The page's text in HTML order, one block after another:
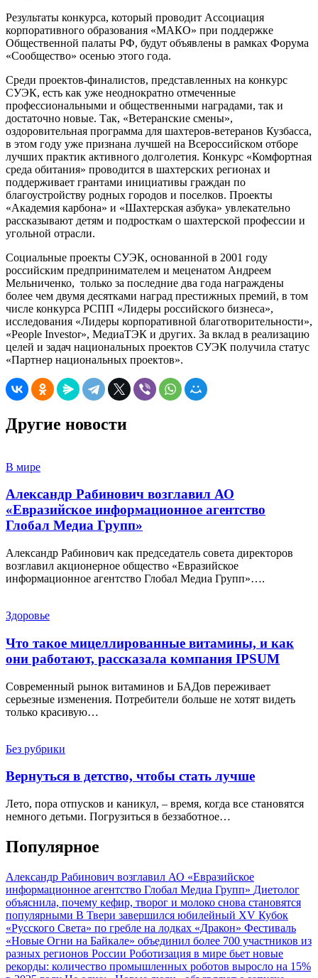
Результаты конкурса, который проводит Ассоциация
корпоративного образования «МАКО» при поддержке
Общественной палаты РФ, будут объявлены в рамках Форума
«Сообщество» осенью этого года.
Среди проектов-финалистов, представленных на конкурс
СУЭК, есть как уже неоднократно отмеченные
профессиональными и общественными наградами, так и
достаточно новые. Так, «Ветеранские смены»,
оздоровительная программа для шахтеров-ветеранов Кузбасса,
в этом году уже признана лучшей на Всероссийском отборе
лучших практик активного долголетия. Конкурс «Комфортная
среда обитания» проводится в шахтерских регионах и
поддерживает грантами инициативы граждан по
благоустройству родных городов и поселков. Проекты
«Академия карбона» и «Шахтерская азбука» увлекательно
рассказывают детям и подросткам о шахтерской профессии и
угольной отрасли.
Социальные проекты СУЭК, основанной в 2001 году
российским предпринимателем и меценатом Андреем
Мельниченко, только за последние два года награждены
более чем двумя десятками наград престижных премий, в том
числе конкурса РСПП «Лидеры российского бизнеса»,
исследования «Лидеры корпоративной благотворительности»,
«People Investor», МедиаТЭК и других. За вклад в реализацию
целей и задач национальных проектов СУЭК получила статус
«Партнер национальных проектов».
Другие новости
В мире
Александр Рабинович возглавил АО
«Евразийское информационное агентство
Глобал Медиа Групп»
Александр Рабинович как председатель совета директоров
возглавил акционерное общество «Евразийское
информационное агентство Глобал Медиа Групп»….
Здоровье
Что такое мицеллированные витамины, и как
они работают, рассказала компания IPSUM
Современный рынок витаминов и БАДов переживает
серьезные изменения. Потребители больше не хотят видеть
только красивую…
Без рубрики
Вернуться в детство, чтобы стать лучше
Лето, пора отпусков и каникул, – время, когда все становятся
немного детьми. Погрузиться в беззаботное…
Популярное
Александр Рабинович возглавил АО «Евразийское
информационное агентство Глобал Медиа Групп» Диетолог
объяснила, почему кефир, творог и молоко снова становятся
популярными В Твери завершился юбилейный XV Кубок
«Русского Света» по гребле на лодках «Дракон» Фестиваль
«Новые Огни на Байкале» объединил более 700 участников из
разных регионов России Роботизация в мире бьет новые
рекорды: количество промышленных роботов выросло на 15%